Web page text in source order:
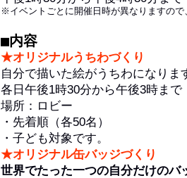
※イベントごとに開催日時が異なりますので
■内容
★オリジナルうちわづくり
自分で描いた絵がうちわになりま
各日午後1時30分から午後3時まで
場所：ロビー
・先着順（各50名）
・子ども対象です。
★オリジナル缶バッジづくり
世界でたった一つの自分だけのバ